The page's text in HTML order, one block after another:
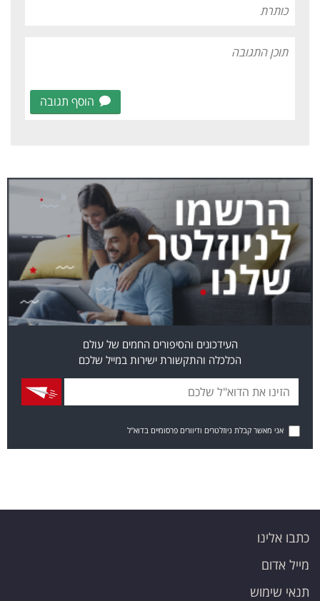
הוסף תגובה
העידכונים והסיפורים החמים של עולם
הכלכלה והתקשורת ישירות במייל שלכם
אני מאשר קבלת ניוזלטרים ודיוורים פרסומיים בדוא"ל
כתבו אלינו
מייל אדום
תנאי שימוש